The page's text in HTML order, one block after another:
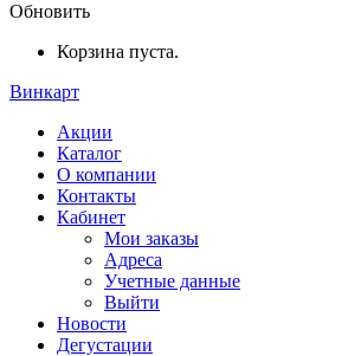
Обновить
Корзина пуста.
Винкарт
Акции
Каталог
О компании
Контакты
Кабинет
Мои заказы
Адреса
Учетные данные
Выйти
Новости
Дегустации